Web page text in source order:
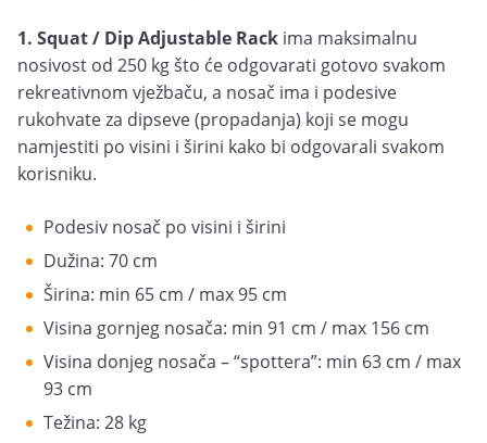
1. Squat / Dip Adjustable Rack ima maksimalnu
nosivost od 250 kg što će odgovarati gotovo svakom
rekreativnom vježbaču, a nosač ima i podesive
rukohvate za dipseve (propadanja) koji se mogu
namjestiti po visini i širini kako bi odgovarali svakom
korisniku.
Podesiv nosač po visini i širini
Dužina: 70 cm
Širina: min 65 cm / max 95 cm
Visina gornjeg nosača: min 91 cm / max 156 cm
Visina donjeg nosača – “spottera”: min 63 cm / max
93 cm
Težina: 28 kg